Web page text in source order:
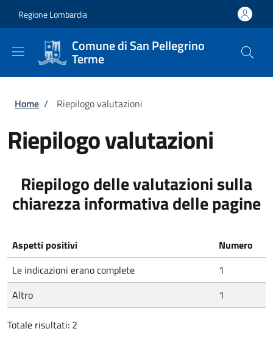
Regione Lombardia
Comune di San Pellegrino
Terme
Briciole di pane
Home / Riepilogo valutazioni
Riepilogo valutazioni
Riepilogo delle valutazioni sulla
chiarezza informativa delle pagine
Aspetti positivi
Numero
Le indicazioni erano complete
1
Altro
1
Totale risultati: 2